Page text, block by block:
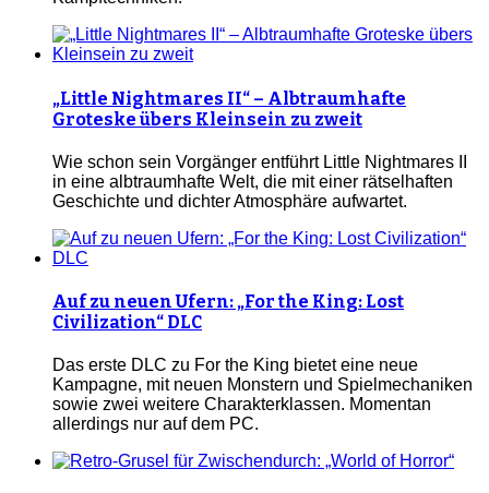
„Little Nightmares II“ – Albtraumhafte
Groteske übers Kleinsein zu zweit
Wie schon sein Vorgänger entführt Little Nightmares II
in eine albtraumhafte Welt, die mit einer rätselhaften
Geschichte und dichter Atmosphäre aufwartet.
Auf zu neuen Ufern: „For the King: Lost
Civilization“ DLC
Das erste DLC zu For the King bietet eine neue
Kampagne, mit neuen Monstern und Spielmechaniken
sowie zwei weitere Charakterklassen. Momentan
allerdings nur auf dem PC.